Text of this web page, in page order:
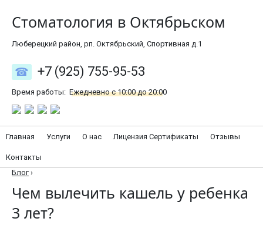
Стоматология в Октябрьском
Люберецкий район, рп. Октябрьский, Спортивная д.1
+7 (925) 755-95-53
Время работы: Ежедневно с 10:00 до 20:00
Главная Услуги О нас Лицензия Сертификаты Отзывы
Контакты
Блог ›
Чем вылечить кашель у ребенка
3 лет?